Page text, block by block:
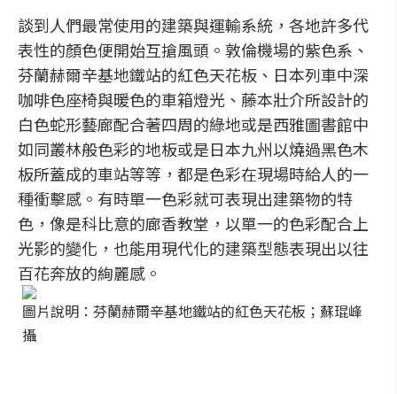
談到人們最常使用的建築與運輸系統，各地許多代
表性的顏色便開始互搶風頭。敦倫機場的紫色系、
芬蘭赫爾辛基地鐵站的紅色天花板、日本列車中深
咖啡色座椅與暖色的車箱燈光、藤本壯介所設計的
白色蛇形藝廊配合著四周的綠地或是西雅圖書館中
如同叢林般色彩的地板或是日本九州以燒過黑色木
板所蓋成的車站等等，都是色彩在現場時給人的一
種衝擊感。有時單一色彩就可表現出建築物的特
色，像是科比意的廊香教堂，以單一的色彩配合上
光影的變化，也能用現代化的建築型態表現出以往
百花奔放的絢麗感。
圖片說明：芬蘭赫爾辛基地鐵站的紅色天花板；蘇琨峰
攝